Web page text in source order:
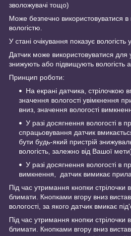
зволожувачі тощо)
Може безпечно використовуватися
вологістю.
У стані очікування показує вологість
Датчик може використовуватися для
знижують або підвищують вологість
Принцип роботи:
На екрані датчика, стрілочкою
значення вологості увімкнення
вниз, значення вологості
У разі досягнення вологості в
спрацьовування датчик
бути будь-який пристрій
вологість, залежно від Вашої
У разі досягнення вологості в
вимкнення, датчик вимикає
Під час утримання кнопки стрілочки
блимати. Кнопками вгору вниз
вологості, за якого датчик вмикає
Під час утримання кнопки стрілочки
блимати. Кнопками вгору вниз